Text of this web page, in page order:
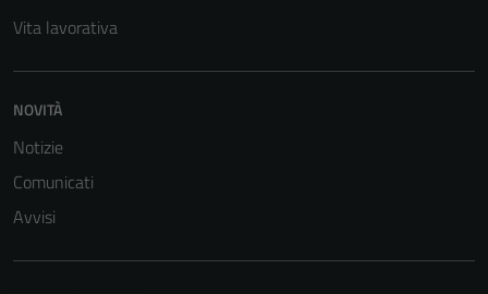
Vita lavorativa
NOVITÀ
Notizie
Comunicati
Avvisi